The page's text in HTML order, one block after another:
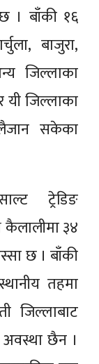
। बाँकी १६
बाजुरा,
जिल्लाका
जिल्लाका
सकेका
ट्रेडिङ
३४
छ । बाँकी
तहमा
जिल्लाबाट
छैन ।